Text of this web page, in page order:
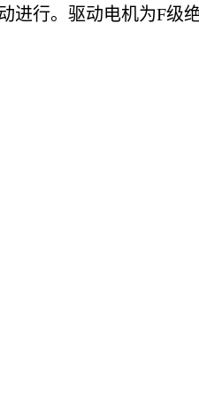
行。驱动电机为F级